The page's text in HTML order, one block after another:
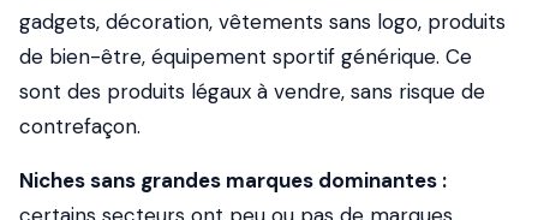
gadgets, décoration, vêtements sans logo, produits
de bien-être, équipement sportif générique. Ce
sont des produits légaux à vendre, sans risque de
contrefaçon.
Niches sans grandes marques dominantes :